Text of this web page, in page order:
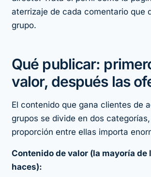
aterrizaje de cada comentario que
grupo.
Qué publicar:
valor, después las
El contenido que gana clientes de
grupos se divide en dos
proporción entre ellas importa
Contenido de valor (la mayoría de
haces):